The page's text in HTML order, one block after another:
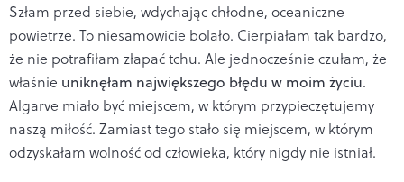
Szłam przed siebie, wdychając chłodne, oceaniczne
powietrze. To niesamowicie bolało. Cierpiałam tak bardzo,
że nie potrafiłam złapać tchu. Ale jednocześnie czułam, że
właśnie uniknęłam największego błędu w moim życiu.
Algarve miało być miejscem, w którym przypieczętujemy
naszą miłość. Zamiast tego stało się miejscem, w którym
odzyskałam wolność od człowieka, który nigdy nie istniał.